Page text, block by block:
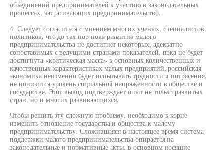
объединений предпринимателей к участию в законодательных
процессах, затрагивающих предпринимательство.
4. Следует согласиться с мнением многих ученых, специалистов,
политиков, что до тех пор пока развитие малого
предпринимательства не достигнет некоторых, адекватно
сопоставимых с ведущими странами показателей, пока не будет
достигнута «критическая масса» в основных количественных и
качественных характеристиках малых предприятий, российская
экономика неизменно будет испытывать трудности и потрясения,
не понизится уровень социальной напряженности в обществе и
государстве. Этот вывод подтверждает опыт не только развитых
стран, но и многих развивающихся.
Чтобы решить эту сложную проблему, необходимо в корне
изменить отношение государства и общества к малому
предпринимательству. Сложившаяся в настоящее время система
поддержки малого предпринимательства опирается на
законодательные и нормативные акты, в основном носящие